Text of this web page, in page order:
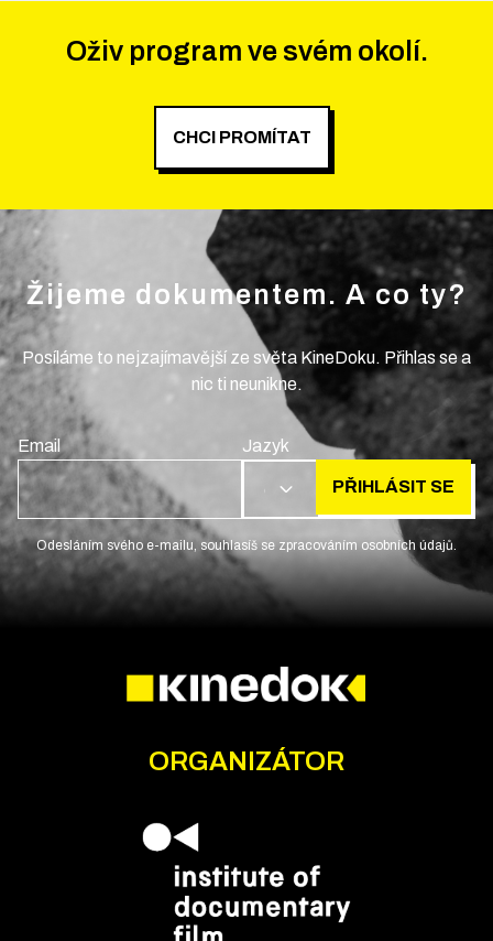
Oživ program ve svém okolí.
CHCI PROMÍTAT
Žijeme dokumentem. A co ty?
Posíláme to nejzajímavější ze světa KineDoku. Přihlas se a
nic ti neunikne.
Email Jazyk
CS PŘIHLÁSIT SE
Odesláním svého e-mailu, souhlasíš se zpracováním osobních údajů.
ORGANIZÁTOR